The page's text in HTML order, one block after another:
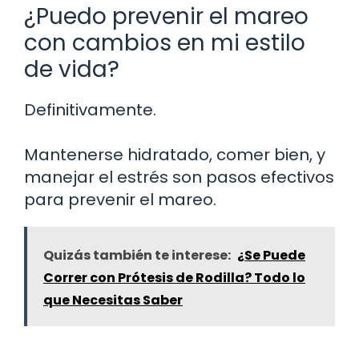
¿Puedo prevenir el mareo
con cambios en mi estilo
de vida?
Definitivamente.
Mantenerse hidratado, comer bien, y
manejar el estrés son pasos efectivos
para prevenir el mareo.
Quizás también te interese: ¿Se Puede
Correr con Prótesis de Rodilla? Todo lo
que Necesitas Saber